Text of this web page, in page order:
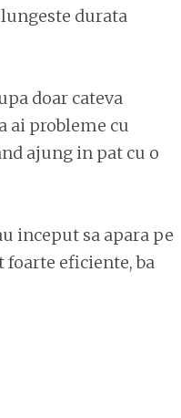
durata
doar cateva
ai probleme cu
ajung in pat cu o
inceput sa apara pe
eficiente, ba